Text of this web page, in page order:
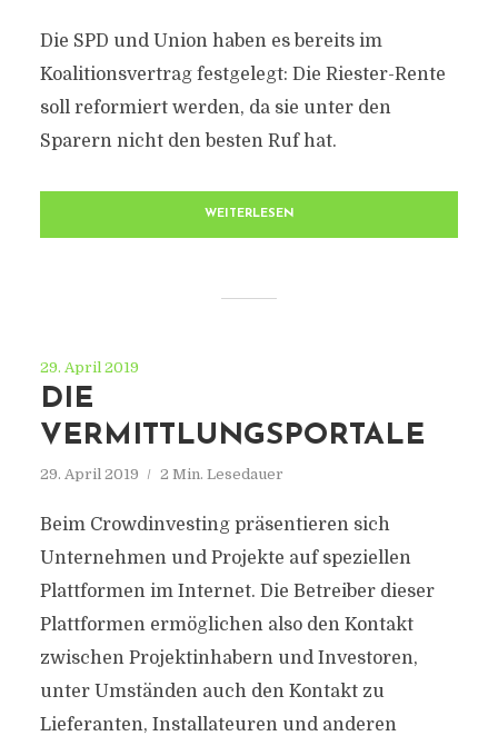
Die SPD und Union haben es bereits im
Koalitionsvertrag festgelegt: Die Riester-Rente
soll reformiert werden, da sie unter den
Sparern nicht den besten Ruf hat.
WEITERLESEN
29. April 2019
DIE
VERMITTLUNGSPORTALE
29. April 2019 2 Min. Lesedauer
Beim Crowdinvesting präsentieren sich
Unternehmen und Projekte auf speziellen
Plattformen im Internet. Die Betreiber dieser
Plattformen ermöglichen also den Kontakt
zwischen Projektinhabern und Investoren,
unter Umständen auch den Kontakt zu
Lieferanten, Installateuren und anderen